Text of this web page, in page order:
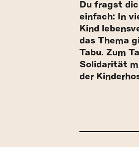
Du fragst
einfach: In
Kind
das Thema
Tabu. Zum
Solidarität
der